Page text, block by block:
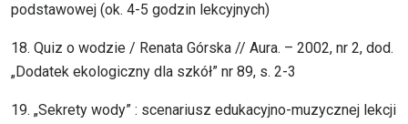
podstawowej (ok. 4-5 godzin lekcyjnych)
18. Quiz o wodzie / Renata Górska // Aura. – 2002, nr 2, dod.
„Dodatek ekologiczny dla szkół” nr 89, s. 2-3
19. „Sekrety wody” : scenariusz edukacyjno-muzycznej lekcji